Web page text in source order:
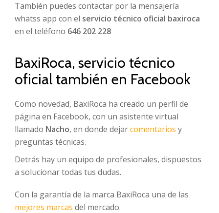
También puedes contactar por la mensajería
whatss app con el servicio técnico oficial baxiroca
en el teléfono 646 202 228
BaxiRoca, servicio técnico
oficial también en Facebook
Como novedad, BaxiRoca ha creado un perfil de
página en Facebook, con un asistente virtual
llamado Nacho, en donde dejarcomentarios y
preguntas técnicas.
Detrás hay un equipo de profesionales, dispuestos
a solucionar todas tus dudas.
Con la garantía de la marca BaxiRoca una de las
mejores marcas del mercado.